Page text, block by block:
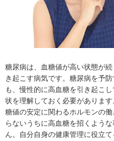
益や損害が発生した場合でも
を負いかねます。
5. 本コラムに関する個別のお
んが事実と異なる誤った記載
糖尿病は、血糖値が高い状態が
き起こす病気です。糖尿病を予
も、慢性的に高血糖を引き起こ
状を理解しておく必要がありま
糖値の安定に関わるホルモンの
らないうちに高血糖を招くよう
ん。自分自身の健康管理に役立